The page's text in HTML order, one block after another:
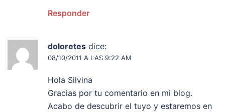
Responder
doloretes dice:
08/10/2011 A LAS 9:22 AM
Hola Silvina
Gracias por tu comentario en mi blog.
Acabo de descubrir el tuyo y estaremos en